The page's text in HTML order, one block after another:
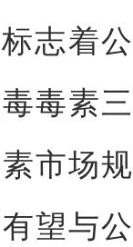
标志着公
毒素三
市场规
望与公